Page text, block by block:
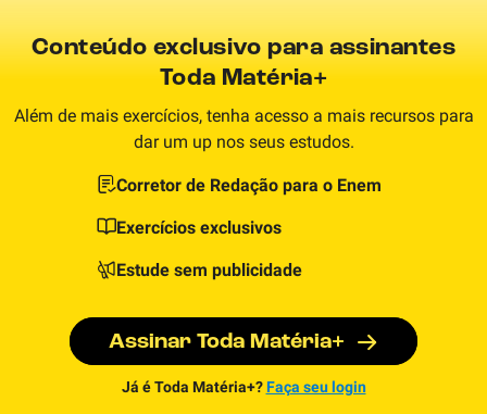
Conteúdo exclusivo para assinantes
Toda Matéria+
Além de mais exercícios, tenha acesso a mais recursos para
dar um up nos seus estudos.
Corretor de Redação para o Enem
Exercícios exclusivos
Estude sem publicidade
Assinar Toda Matéria+
Já é Toda Matéria+? Faça seu login